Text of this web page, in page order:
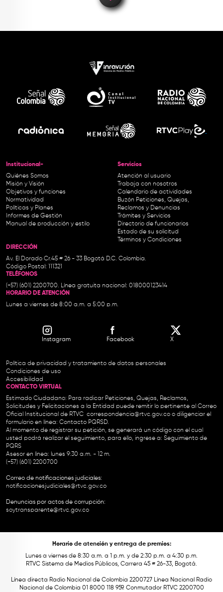
Institucional-
Quiénes Somos
Misión y Visión
Objetivos y funciones
Normatividad
Políticas y Planes
Informes de Gestión
Manual de producción y estilo
Servicios
Atención al usuario
Trabaja con nosotros
Calendario de actividades
Buzón Peticiones, Quejas,
Reclamos y Denuncias
Trámites y Servicios
Directorio de funcionarios
Estado de su solicitud
Términos y Condiciones
DIRECCIÓN
Av. El Dorado Cr.45 # 26 - 33 Bogotá D.C. Colombia.
Código Postal: 111321
TELÉFONOS
(+57) (601) 2200700. Línea gratuita nacional: 018000123414
HORARIO DE ATENCIÓN
Lunes a viernes de 8:00 a.m. a 5:00 p.m.
Instagram Facebook X
Política de privacidad y tratamiento de datos personales
Condiciones de uso
Accesibilidad
CONTACTO VIRTUAL
Estimado Ciudadano: Para radicar Peticiones, Quejas, Reclamos,
Solicitudes y Felicitaciones a la Entidad puede remitir lo pertinente al Correo
Oficial Institucional de RTVC correspondencia@rtvc.gov.co o diligenciar el
formulario en línea: Contacto PQRSD.
Al momento de registrar su petición, se generará un código con el cual
usted podrá realizar el seguimiento, para ello, ingrese a: Seguimiento de
PQRS
Asesor en línea: lunes 9:30 a.m. - 12 m.
(+57) (601) 2200700
Correo de notificaciones judiciales:
notificacionesjudiciales@rtvc.gov.co
Denuncias por actos de corrupción:
soytransparente@rtvc.gov.co
Horario de atención y entrega de premios:
Lunes a viernes de 8:30 a.m. a 1 p.m. y de 2:30 p.m. a 4:30 p.m.
RTVC Sistema de Medios Públicos, Carrera 45 # 26-33, Bogotá.
Línea directa Radio Nacional de Colombia 2200727 Línea Nacional Radio
Nacional de Colombia 01 8000 118 959. Conmutador RTVC 2200700